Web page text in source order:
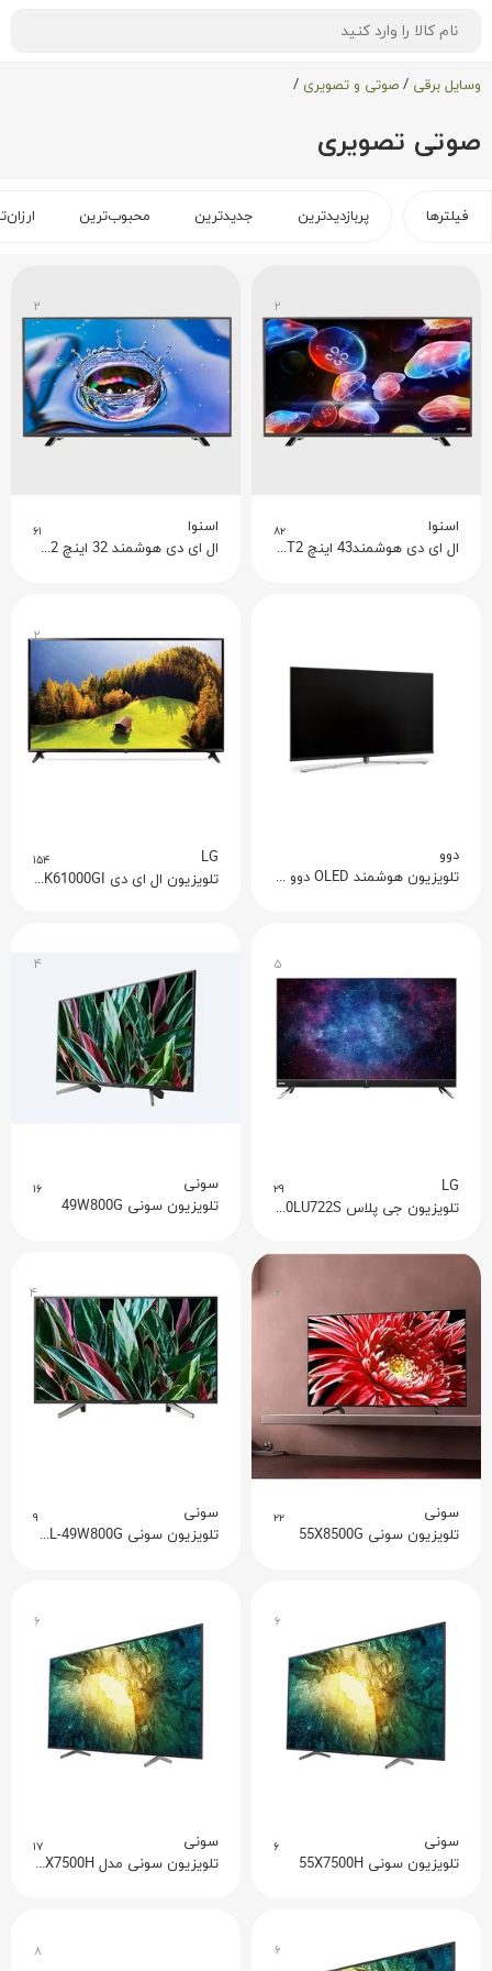
وسایل برقی / صوتی و تصویری /
صوتی تصویری
فیلترها پربازدیدترین جدیدترین محبوب‌ترین
۲
اسنوا ۸۲
ال ای دی هوشمند43 اینچ SLD-43S30BLDT2
۲
اسنوا ۶۱
ال ای دی هوشمند 32 اینچ SLD-32S30BLDT2
دوو
تلویزیون هوشمند OLED دوو مدل Usaln 55
۲
LG ۱۵۴
تلویزیون ال ای دی 65UK61000GI
۵
LG ۲۹
تلویزیون جی پلاس GTV-50LU722S
۴
سونی ۱۶
تلویزیون سونی 49W800G
۶
سونی ۲۲
تلویزیون سونی 55X8500G
۴
سونی ۹
تلویزیون سونی KDL-49W800G
۶
سونی ۶
تلویزیون سونی 55X7500H
۶
سونی ۱۷
تلویزیون سونی مدل 49X7500H
۶ ۸